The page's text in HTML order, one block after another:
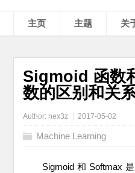
主页 主题 关
Sigmoid 函数
数的区别和关
Author: nex3z 2017-05-02
Machine Learning
Sigmoid 和 Softmax 是